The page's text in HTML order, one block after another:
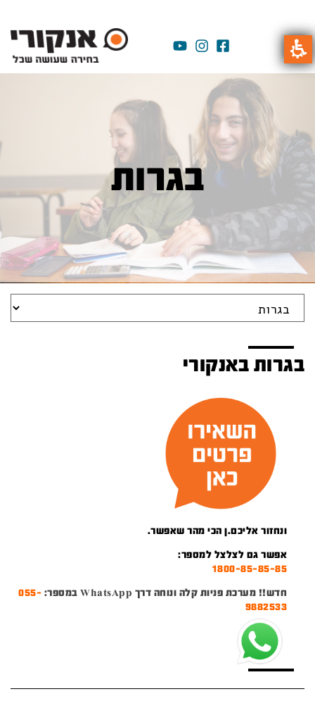
בגרות
בגרות באנקורי
ונחזור אליכם.ן הכי מהר שאפשר.
אפשר גם לצלצל למספר:
1800-85-85-85
חדש!! מערכת פניות קלה ונוחה דרך WhatsApp במספר:
055-
9882533